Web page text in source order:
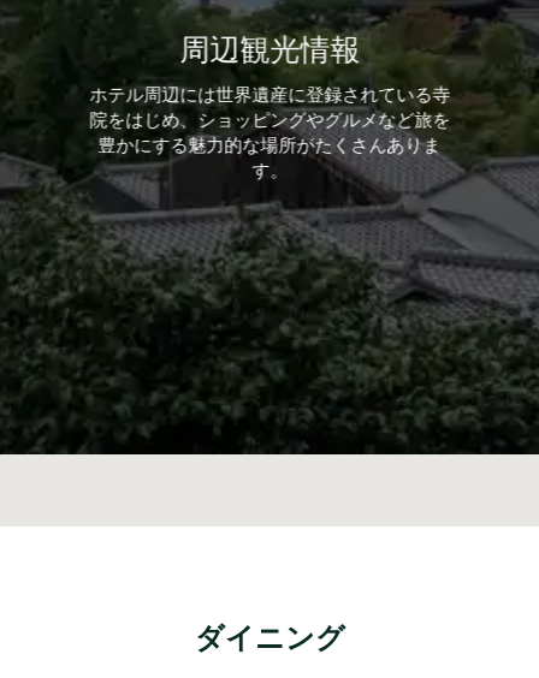
周辺観光情報
ホテル周辺には世界遺産に登録されている寺
院をはじめ、ショッピングやグルメなど旅を
豊かにする魅力的な場所がたくさんありま
す。
ダイニング